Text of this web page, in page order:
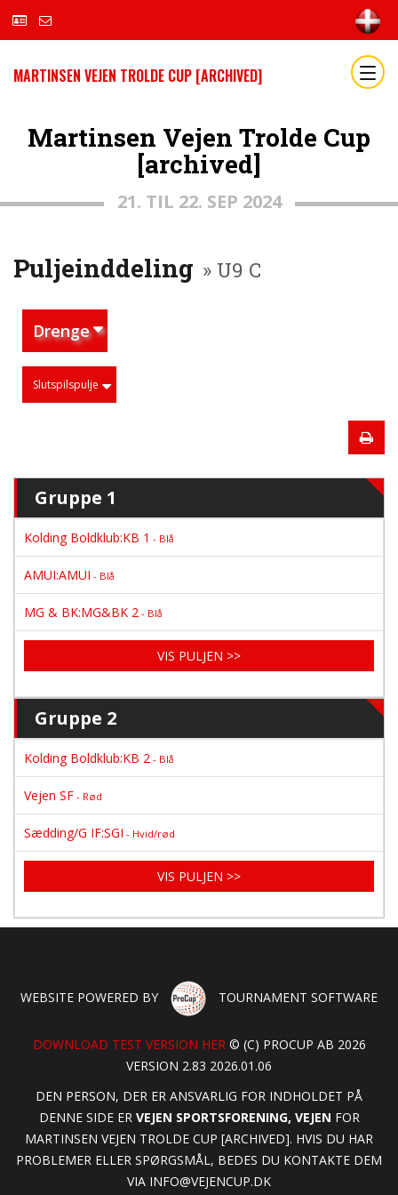
MARTINSEN VEJEN TROLDE CUP [ARCHIVED]
Martinsen Vejen Trolde Cup
[archived]
21. TIL 22. SEP 2024
Puljeinddeling » U9 C
Drenge
Slutspilspulje
Gruppe 1
Kolding Boldklub:KB 1 - Blå
AMUI:AMUI - Blå
MG & BK:MG&BK 2 - Blå
VIS PULJEN >>
Gruppe 2
Kolding Boldklub:KB 2 - Blå
Vejen SF - Rød
Sædding/G IF:SGI - Hvid/rød
VIS PULJEN >>
WEBSITE POWERED BY TOURNAMENT SOFTWARE
DOWNLOAD TEST VERSION HER© (C) PROCUP AB 2026
VERSION 2.83 2026.01.06
DEN PERSON, DER ER ANSVARLIG FOR INDHOLDET PÅ
DENNE SIDE ER VEJEN SPORTSFORENING, VEJEN FOR
MARTINSEN VEJEN TROLDE CUP [ARCHIVED]. HVIS DU HAR
PROBLEMER ELLER SPØRGSMÅL, BEDES DU KONTAKTE DEM
VIA INFO@VEJENCUP.DK